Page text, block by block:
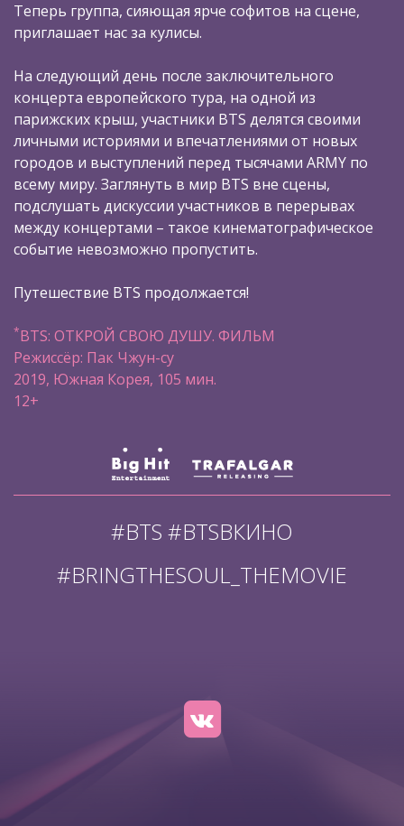
Теперь группа, сияющая ярче софитов на сцене,
приглашает нас за кулисы.
На следующий день после заключительного
концерта европейского тура, на одной из
парижских крыш, участники BTS делятся своими
личными историями и впечатлениями от новых
городов и выступлений перед тысячами ARMY по
всему миру. Заглянуть в мир BTS вне сцены,
подслушать дискуссии участников в перерывах
между концертами – такое кинематографическое
событие невозможно пропустить.
Путешествие BTS продолжается!
*BTS: ОТКРОЙ СВОЮ ДУШУ. ФИЛЬМ
Режиссёр: Пак Чжун-су
2019, Южная Корея, 105 мин.
12+
#BTS #BTSВКИНО
#BRINGTHESOUL_THEMOVIE